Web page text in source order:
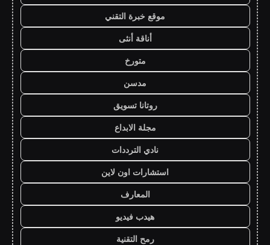
موقع خبرة التقني
أناقة أنثى
متورخ
مدسن
روتانا تسويق
مجلة الابداع
نادي الترددات
استشارات اون لاين
المعارف
هيدب فيديو
رمح التقنية